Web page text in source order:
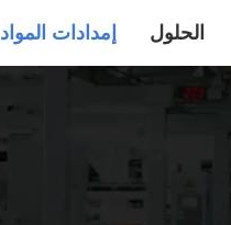
إمدادات المواد الحلول